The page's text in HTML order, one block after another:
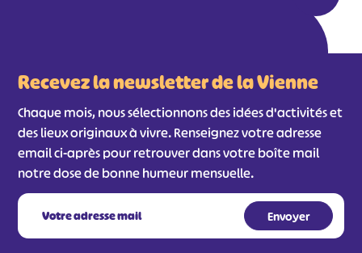
Recevez la newsletter de la Vienne
Chaque mois, nous sélectionnons des idées d'activités et
des lieux originaux à vivre. Renseignez votre adresse
email ci-après pour retrouver dans votre boîte mail
notre dose de bonne humeur mensuelle.
#